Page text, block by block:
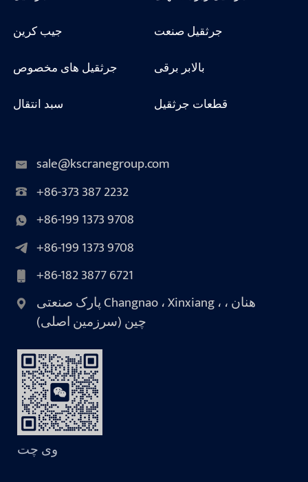
جیب کرین
جرثقیل صنعت
جرثقیل های مخصوص
بالابر برقی
سبد انتقال
قطعات جرثقیل
sale@kscranegroup.com
+86-373 387 2232
+86-199 1373 9708
+86-199 1373 9708
+86-182 3877 6721
پارک صنعتی Changnao ، Xinxiang ، هنان ،
چین (سرزمین اصلی)
وی چت